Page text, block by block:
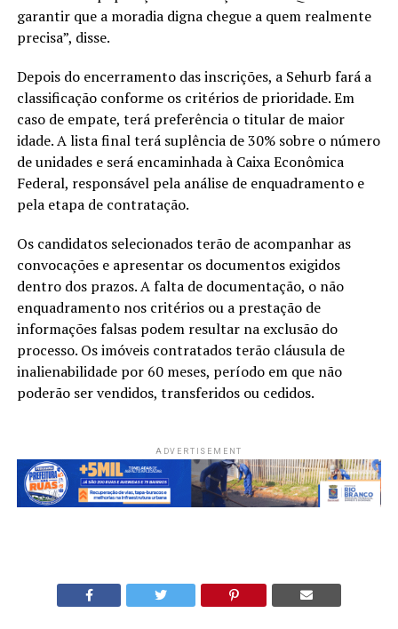
garantir que a moradia digna chegue a quem realmente
precisa”, disse.
Depois do encerramento das inscrições, a Sehurb fará a
classificação conforme os critérios de prioridade. Em
caso de empate, terá preferência o titular de maior
idade. A lista final terá suplência de 30% sobre o número
de unidades e será encaminhada à Caixa Econômica
Federal, responsável pela análise de enquadramento e
pela etapa de contratação.
Os candidatos selecionados terão de acompanhar as
convocações e apresentar os documentos exigidos
dentro dos prazos. A falta de documentação, o não
enquadramento nos critérios ou a prestação de
informações falsas podem resultar na exclusão do
processo. Os imóveis contratados terão cláusula de
inalienabilidade por 60 meses, período em que não
poderão ser vendidos, transferidos ou cedidos.
ADVERTISEMENT